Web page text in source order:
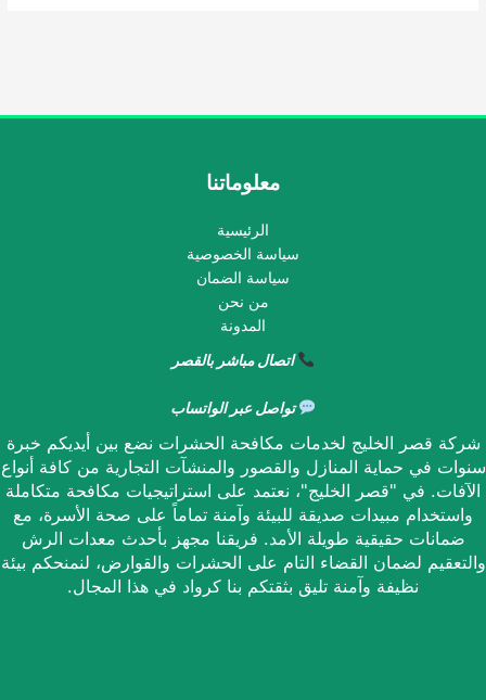
معلوماتنا
الرئيسية
سياسة الخصوصية
سياسة الضمان
من نحن
المدونة
اتصال مباشر بالقصر
تواصل عبر الواتساب
شركة قصر الخليج لخدمات مكافحة الحشرات نضع بين أيديكم خبرة
سنوات في حماية المنازل والقصور والمنشآت التجارية من كافة أنواع
الآفات. في "قصر الخليج"، نعتمد على استراتيجيات مكافحة متكاملة
واستخدام مبيدات صديقة للبيئة وآمنة تماماً على صحة الأسرة، مع
ضمانات حقيقية طويلة الأمد. فريقنا مجهز بأحدث معدات الرش
والتعقيم لضمان القضاء التام على الحشرات والقوارض، لنمنحكم بيئة
نظيفة وآمنة تليق بثقتكم بنا كرواد في هذا المجال.